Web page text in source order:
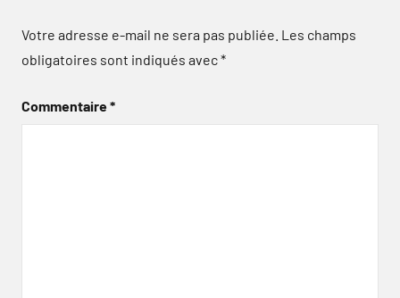
Votre adresse e-mail ne sera pas publiée. Les champs
obligatoires sont indiqués avec*
Commentaire*